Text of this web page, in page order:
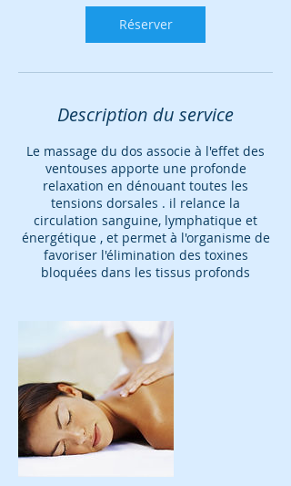
Réserver
Description du service
Le massage du dos associe à l'effet des
ventouses apporte une profonde
relaxation en dénouant toutes les
tensions dorsales . il relance la
circulation sanguine, lymphatique et
énergétique , et permet à l'organisme de
favoriser l'élimination des toxines
bloquées dans les tissus profonds